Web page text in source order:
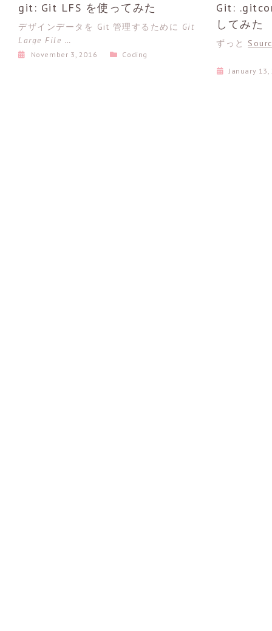
git: Git LFS を使ってみた
デザインデータを Git 管理するために Git
Large File …
November 3, 2016 Coding
Git:
してみた
ずっと
January 13,